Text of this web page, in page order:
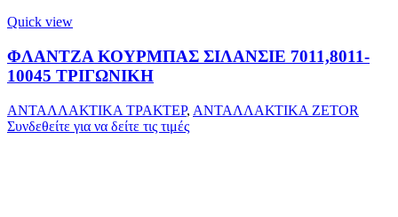
Quick view
ΦΛΑΝΤΖΑ ΚΟΥΡΜΠΑΣ ΣΙΛΑΝΣΙΕ 7011,8011-
10045 ΤΡΙΓΩΝΙΚΗ
ΑΝΤΑΛΛΑΚΤΙΚΑ ΤΡΑΚΤΕΡ, ΑΝΤΑΛΛΑΚΤΙΚΑ ZETOR
Συνδεθείτε για να δείτε τις τιμές